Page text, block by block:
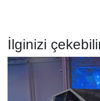
İlginizi